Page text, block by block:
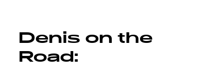
Denis on the
Road: